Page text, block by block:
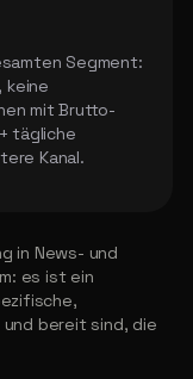
Segment:
keine
mit Brutto-
tägliche
Kanal.
in News- und
es ist ein
bereit sind, die